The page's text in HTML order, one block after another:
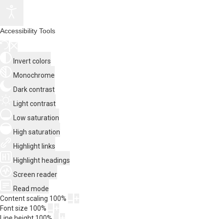
Accessibility Tools
Invert colors
Monochrome
Dark contrast
Light contrast
Low saturation
High saturation
Highlight links
Highlight headings
Screen reader
Read mode
Content scaling 100%
Font size 100%